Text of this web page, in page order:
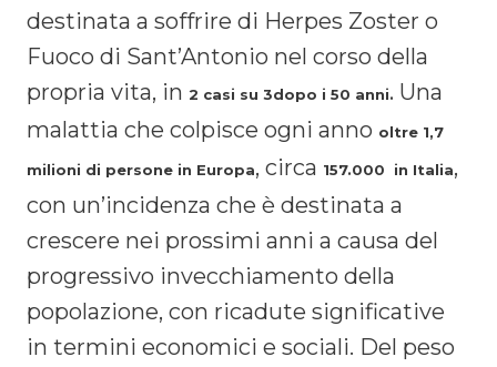
destinata a soffrire di Herpes Zoster o
Fuoco di Sant’Antonio nel corso della
propria vita, in 2 casi su 3dopo i 50 anni. Una
malattia che colpisce ogni anno oltre 1,7
milioni di persone in Europa, circa 157.000 in Italia,
con un’incidenza che è destinata a
crescere nei prossimi anni a causa del
progressivo invecchiamento della
popolazione, con ricadute significative
in termini economici e sociali. Del peso